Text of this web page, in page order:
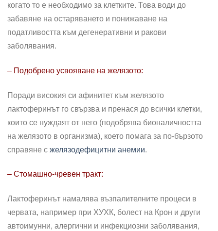
когато то е необходимо за клетките. Това води до
забавяне на остаряването и понижаване на
податливостта към дегенеративни и ракови
заболявания.
– Подобрено усвояване на желязото:
Поради високия си афинитет към желязото
лактоферинът го свързва и пренася до всички клетки,
които се нуждаят от него (подобрява бионаличността
на желязото в организма), което помага за по-бързото
справяне с желязодефицитни анемии.
– Стомашно-чревен тракт:
Лактоферинът намалява възпалителните процеси в
червата, например при ХУХК, болест на Крон и други
автоимунни, алергични и инфекциозни заболявания,